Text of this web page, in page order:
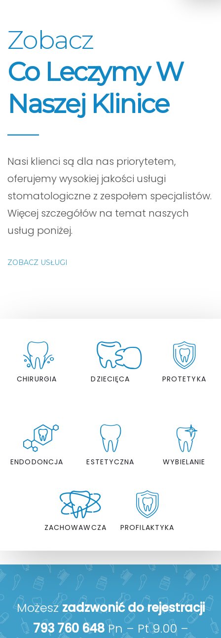
Zobacz
Co Leczymy W
Naszej Klinice
Nasi klienci są dla nas priorytetem,
oferujemy wysokiej jakości usługi
stomatologiczne z zespołem specjalistów.
Więcej szczegółów na temat naszych
usług poniżej.
ZOBACZ USŁUGI
CHIRURGIA DZIECIĘCA PROTETYKA
ENDODONCJA ESTETYCZNA WYBIELANIE
ZACHOWAWCZA PROFILAKTYKA
Możeszzadzwonić do rejestracji
793 760 648Pn – Pt 9.00 –